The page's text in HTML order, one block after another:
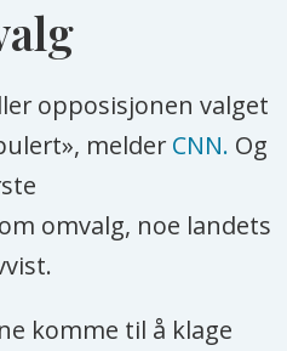
opposisjonen valget
melder CNN. Og
omvalg, noe landets
komme til å klage